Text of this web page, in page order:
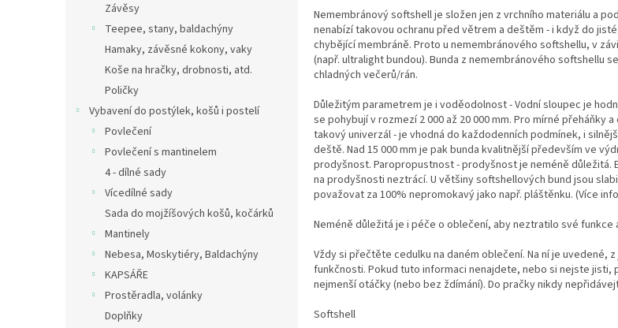
Závěsy
Teepee, stany, baldachýny
Hamaky, závěsné kokony, vaky
Koše na hračky, drobnosti, atd.
Poličky
Vybavení do postýlek, košů i postelí
Povlečení
Povlečení s mantinelem
4 - dílné sady
Vícedílné sady
Sada do mojžíšových košů, kočárků
Mantinely
Nebesa, Moskytiéry, Baldachýny
KAPSÁŘE
Prostěradla, volánky
Doplňky
Nemembránový softshell je složen jen z vrchního materiálu a
nenabízí takovou ochranu před větrem a deštěm - i když do
chybějící membráně. Proto u nemembránového softshellu, v
(např. ultralight bundou). Bunda z nemembránového softshellu
chladných večerů/rán.
Důležitým parametrem je i voděodolnost - Vodní sloupec je
se pohybují v rozmezí 2 000 až 20 000 mm. Pro mírné přeháňky
takový univerzál - je vhodná do každodenních podmínek, i
deště. Nad 15 000 mm je pak bunda kvalitnější především ve
prodyšnost. Paropropustnost - prodyšnost je neméně důležitá.
na prodyšnosti neztrácí. U většiny softshellových bund jsou
považovat za 100% nepromokavý jako např. pláštěnku. (Více
Neméně důležitá je i péče o oblečení, aby neztratilo své funkce
Vždy si přečtěte cedulku na daném oblečení. Na ní je uvedené,
funkčnosti. Pokud tuto informaci nenajdete, nebo si nejste jisti,
nejmenší otáčky (nebo bez ždímání). Do pračky nikdy
Softshell